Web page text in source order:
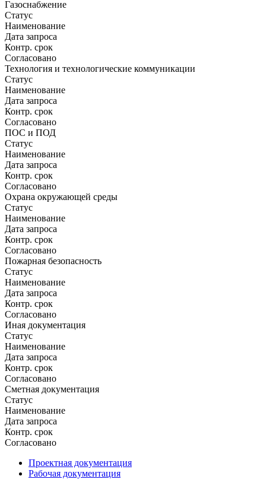
Газоснабжение
Статус
Наименование
Дата запроса
Контр. срок
Согласовано
Технология и технологические коммуникации
Статус
Наименование
Дата запроса
Контр. срок
Согласовано
ПОС и ПОД
Статус
Наименование
Дата запроса
Контр. срок
Согласовано
Охрана окружающей среды
Статус
Наименование
Дата запроса
Контр. срок
Согласовано
Пожарная безопасность
Статус
Наименование
Дата запроса
Контр. срок
Согласовано
Иная документация
Статус
Наименование
Дата запроса
Контр. срок
Согласовано
Сметная документация
Статус
Наименование
Дата запроса
Контр. срок
Согласовано
Проектная документация
Рабочая документация